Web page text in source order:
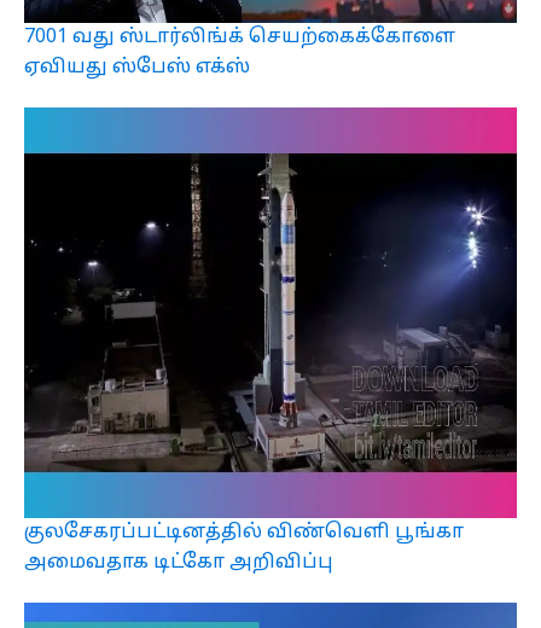
7001 வது ஸ்டார்லிங்க் செயற்கைக்கோளை
ஏவியது ஸ்பேஸ் எக்ஸ்
குலசேகரப்பட்டினத்தில் விண்வெளி பூங்கா
அமைவதாக டிட்கோ அறிவிப்பு